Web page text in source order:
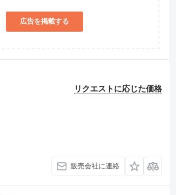
広告を掲載する
リクエストに応じた価格
販売会社に連絡